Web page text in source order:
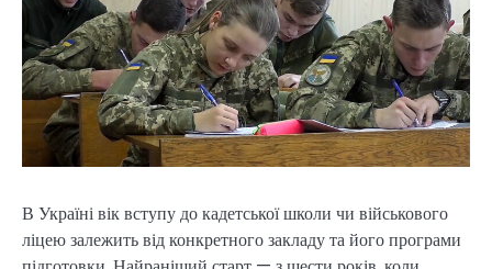
В Україні вік вступу до кадетської школи чи військового
ліцею залежить від конкретного закладу та його програми